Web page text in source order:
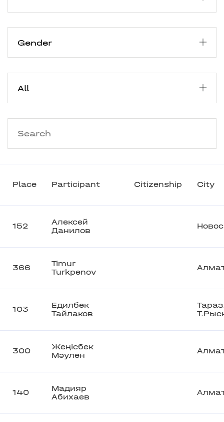
Place Participant Citizenship City
152
Алексей
Данилов
366
Timur
Turkpenov
103
Едилбек
Тайлаков
300
Жеңісбек
Мәулен
140
Мадияр
Абихаев